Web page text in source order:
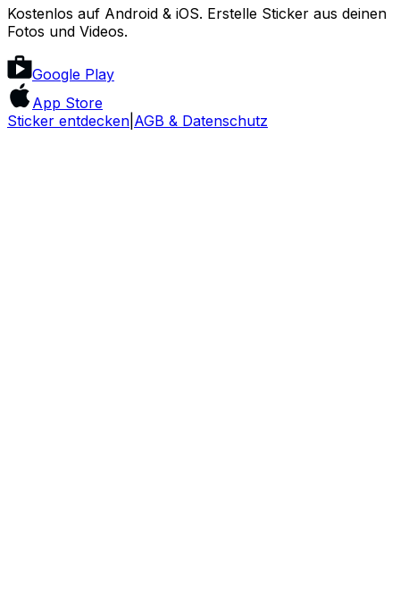
Kostenlos auf Android & iOS. Erstelle Sticker aus deinen
Fotos und Videos.
Google Play
App Store
Sticker entdecken AGB & Datenschutz